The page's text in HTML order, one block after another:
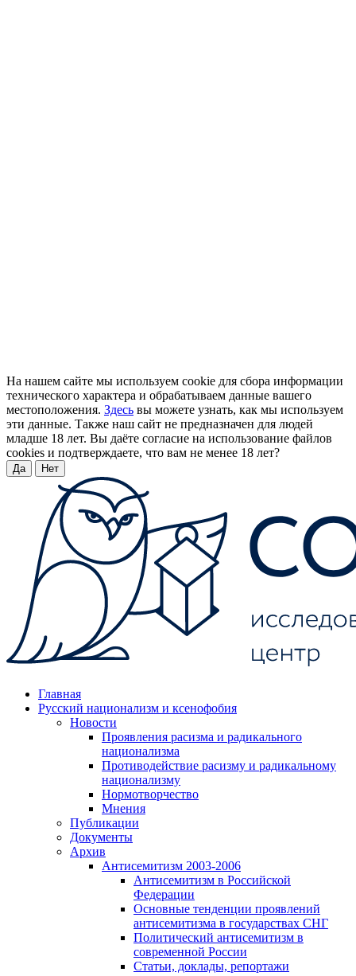
На нашем сайте мы используем cookie для сбора информации
технического характера и обрабатываем данные вашего
местоположения. Здесь вы можете узнать, как мы используем
эти данные. Также наш сайт не предназначен для людей
младше 18 лет. Вы даёте согласие на использование файлов
cookies и подтверждаете, что вам не менее 18 лет?
Да Нет
Главная
Русский национализм и ксенофобия
Новости
Проявления расизма и радикального
национализма
Противодействие расизму и радикальному
национализму
Нормотворчество
Мнения
Публикации
Документы
Архив
Антисемитизм 2003-2006
Антисемитизм в Российской
Федерации
Основные тенденции проявлений
антисемитизма в государствах СНГ
Политический антисемитизм в
современной России
Статьи, доклады, репортажи